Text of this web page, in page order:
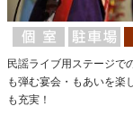
民謡ライブ用ステージで
も弾む宴会・もあいを楽
も充実！